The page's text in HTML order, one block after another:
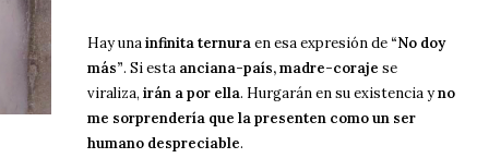
Hay unainfinita ternuraen esa expresión de “No doy
más”. Si esta anciana-país, madre-coraje se
viraliza, irán a por ella. Hurgarán en su existencia yno
me sorprendería que la presenten como un ser
humano despreciable.